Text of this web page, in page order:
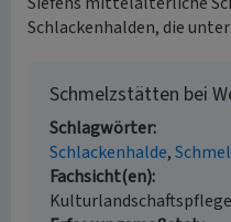
Schlackenhalden, die
Schmelzstätten bei
Schlagwörter
Schlackenhalde
Fachsicht(en)
Kulturlandschaftspflege